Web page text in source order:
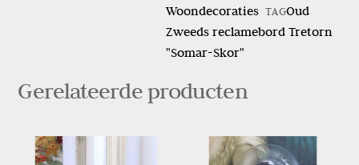
“Somar-
Skor”
aantal
Woondecoraties TAGOud
Zweeds reclamebord Tretorn
"Somar-Skor"
Gerelateerde producten